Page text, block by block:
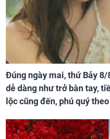
Đúng ngày mai, thứ Bảy
dễ dàng như trở bàn tay,
lộc cũng đến, phú quý